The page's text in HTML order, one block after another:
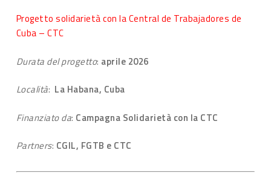
Progetto solidarietà con la Central de Trabajadores de
Cuba – CTC
Durata del progetto: aprile 2026
Località: La Habana, Cuba
Finanziato da: Campagna Solidarietà con la CTC
Partners: CGIL, FGTB e CTC